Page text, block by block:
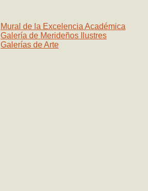
Mural de la Excelencia Académica
Galería de Merideños Ilustres
Galerías de Arte